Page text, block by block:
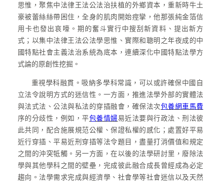
思惟，聚焦中法律王法公法治扶植的外鄉資本，重新時牛土
豪被蕾絲絲帶困住，全身的肌肉開始痙攣，他那張純金箔信
用卡也發出哀嚎。期的奮斗實行中搜刮新資料、提出新方
式；以集中法律王法公法學思惟、實際和聰明之年夜成的中
國特點社會主義法治系統為底本，連續深化中國特點法學方
式論的原創性挖掘。
重視學科融貫。吸納多學科常識，可以或許確保中國自
立法令說明方式的迷信性。一方面，推進法學外部的實體法
與法式法、公法與私法的穿插融會，確保法次包養網車馬費
序的分歧性，例如，平包養情婦易近法要與行政法、刑法彼
此共同，配合施展規范公權、保證私權的感化；處置好平易
近行穿插、平易近刑穿插等法令題目，盡量打消價值和規定
之間的沖突牴觸。另一方面，在以後的法學研討里，廢除法
學與其他學科之間的壁壘，完成彼此融合成長曾經成為必定
趨向。法學需求完成與經濟學、社會學等社會迷信以及天然